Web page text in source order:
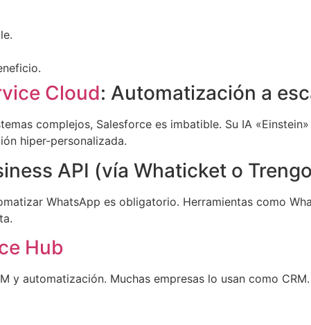
Cloud: Automatización a
complejos, Salesforce es imbatible. Su IA
hiper-personalizada.
API (vía Whaticket o
WhatsApp es obligatorio. Herramientas como
Hub
y automatización. Muchas empresas lo usan como CRM.